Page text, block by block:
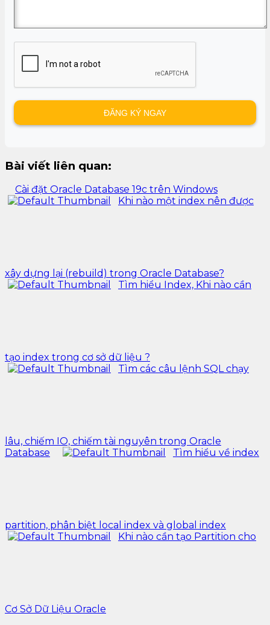
Bài viết liên quan:
Cài đặt Oracle Database 19c trên Windows
Khi nào một index nên được
xây dựng lại (rebuild) trong Oracle Database?
Tìm hiểu Index, Khi nào cần
tạo index trong cơ sở dữ liệu ?
Tìm các câu lệnh SQL chạy
lâu, chiếm IO, chiếm tài nguyên trong Oracle
Database
Tìm hiểu về index
partition, phân biệt local index và global index
Khi nào cần tạo Partition cho
Cơ Sở Dữ Liệu Oracle